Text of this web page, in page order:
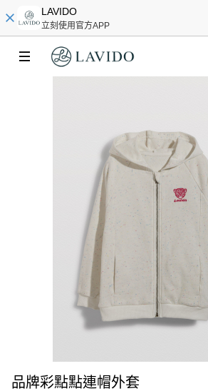
LAVIDO
立刻使用官方APP
品牌彩點點連帽外套